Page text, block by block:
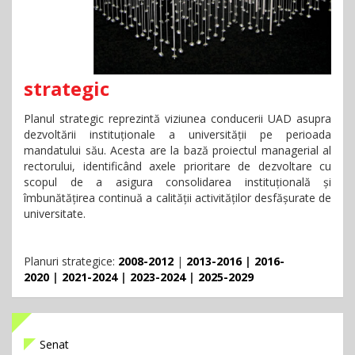
strategic
Planul strategic reprezintă viziunea conducerii UAD asupra
dezvoltării instituționale a universității pe perioada
mandatului său. Acesta are la bază proiectul managerial al
rectorului, identificând axele prioritare de dezvoltare cu
scopul de a asigura consolidarea instituțională și
îmbunătățirea continuă a calității activităților desfășurate de
universitate.
Planuri strategice: 2008-2012 | 2013-2016| 2016-
2020 | 2021-2024 | 2023-2024 | 2025-2029
Senat